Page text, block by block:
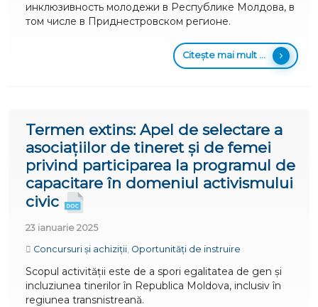
инклюзивность молодежи в Республике Молдова, в
том числе в Приднестровском регионе.
Citește mai mult ...
Termen extins: Apel de selectare a
asociațiilor de tineret și de femei
privind participarea la programul de
capacitare în domeniul activismului
civic
23 ianuarie 2025
Concursuri și achiziții, Oportunități de instruire
Scopul activității este de a spori egalitatea de gen și
incluziunea tinerilor în Republica Moldova, inclusiv în
regiunea transnistreană.